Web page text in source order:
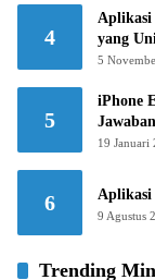
4
Aplikasi
yang
5
5
iPhone
19 Januari
6 Aplikasi
9 Agustus
Trending